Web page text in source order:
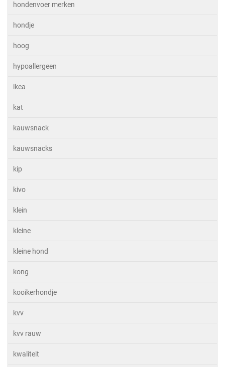
hondenvoer merken
hondje
hoog
hypoallergeen
ikea
kat
kauwsnack
kauwsnacks
kip
kivo
klein
kleine
kleine hond
kong
kooikerhondje
kvv
kvv rauw
kwaliteit